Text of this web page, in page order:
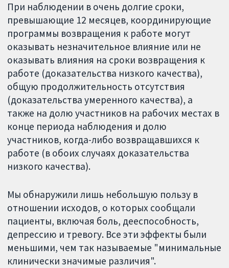
При наблюдении в очень долгие сроки,
превышающие 12 месяцев, координирующие
программы возвращения к работе могут
оказывать незначительное влияние или не
оказывать влияния на сроки возвращения к
работе (доказательства низкого качества),
общую продолжительность отсутствия
(доказательства умеренного качества), а
также на долю участников на рабочих местах в
конце периода наблюдения и долю
участников, когда-либо возвращавшихся к
работе (в обоих случаях доказательства
низкого качества).
Мы обнаружили лишь небольшую пользу в
отношении исходов, о которых сообщали
пациенты, включая боль, дееспособность,
депрессию и тревогу. Все эти эффекты были
меньшими, чем так называемые "минимальные
клинически значимые различия".